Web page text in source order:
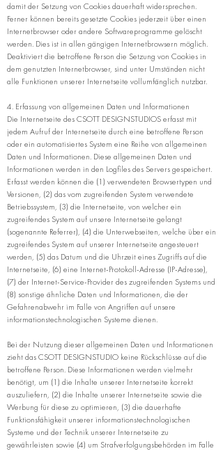
damit der Setzung von Cookies dauerhaft widersprechen.
Ferner können bereits gesetzte Cookies jederzeit über einen
Internetbrowser oder andere Softwareprogramme gelöscht
werden. Dies ist in allen gängigen Internetbrowsern möglich.
Deaktiviert die betroffene Person die Setzung von Cookies in
dem genutzten Internetbrowser, sind unter Umständen nicht
alle Funktionen unserer Internetseite vollumfänglich nutzbar.
4. Erfassung von allgemeinen Daten und Informationen
Die Internetseite des CSOTT DESIGNSTUDIOS erfasst mit
jedem Aufruf der Internetseite durch eine betroffene Person
oder ein automatisiertes System eine Reihe von allgemeinen
Daten und Informationen. Diese allgemeinen Daten und
Informationen werden in den Logfiles des Servers gespeichert.
Erfasst werden können die (1) verwendeten Browsertypen und
Versionen, (2) das vom zugreifenden System verwendete
Betriebssystem, (3) die Internetseite, von welcher ein
zugreifendes System auf unsere Internetseite gelangt
(sogenannte Referrer), (4) die Unterwebseiten, welche über ein
zugreifendes System auf unserer Internetseite angesteuert
werden, (5) das Datum und die Uhrzeit eines Zugriffs auf die
Internetseite, (6) eine Internet-Protokoll-Adresse (IP-Adresse),
(7) der Internet-Service-Provider des zugreifenden Systems und
(8) sonstige ähnliche Daten und Informationen, die der
Gefahrenabwehr im Falle von Angriffen auf unsere
informationstechnologischen Systeme dienen.
Bei der Nutzung dieser allgemeinen Daten und Informationen
zieht das CSOTT DESIGNSTUDIO keine Rückschlüsse auf die
betroffene Person. Diese Informationen werden vielmehr
benötigt, um (1) die Inhalte unserer Internetseite korrekt
auszuliefern, (2) die Inhalte unserer Internetseite sowie die
Werbung für diese zu optimieren, (3) die dauerhafte
Funktionsfähigkeit unserer informationstechnologischen
Systeme und der Technik unserer Internetseite zu
gewährleisten sowie (4) um Strafverfolgungsbehörden im Falle